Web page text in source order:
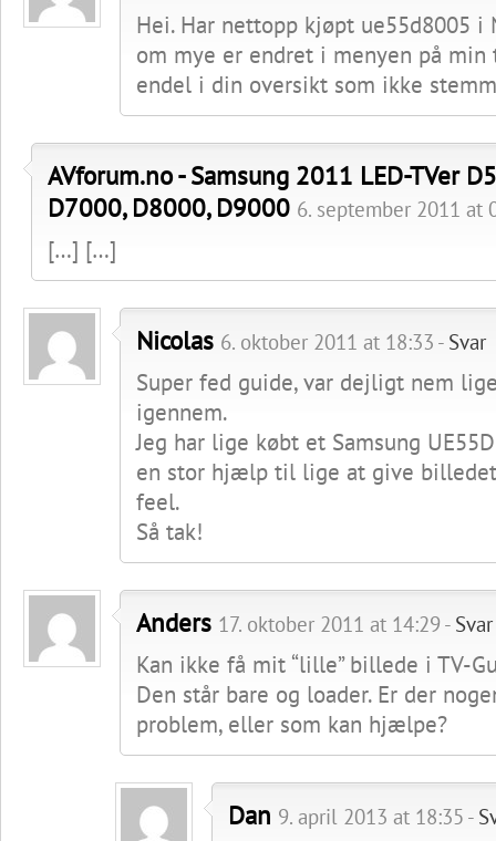
Hei. Har nettopp kjøpt ue55d8005 i
om mye er endret i menyen på min
endel i din oversikt som ikke
AVforum.no - Samsung 2011 LED-TVer
D7000, D8000, D9000 6. september 2011 at
[…] […]
Nicolas 6. oktober 2011 at 18:33 - Svar
Super fed guide, var dejligt nem
igennem.
Jeg har lige købt et Samsung
en stor hjælp til lige at give
feel.
Så tak!
Anders 17. oktober 2011 at 14:29 - Svar
Kan ikke få mit “lille” billede i TV-
Den står bare og loader. Er der
problem, eller som kan hjælpe?
Dan 9. april 2013 at 18:35 -